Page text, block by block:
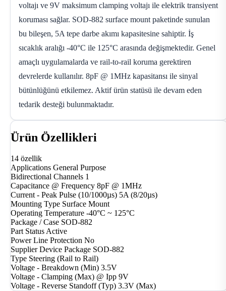
voltajı ve 9V maksimum clamping voltajı ile elektrik transiyent
koruması sağlar. SOD-882 surface mount paketinde sunulan
bu bileşen, 5A tepe darbe akımı kapasitesine sahiptir. İş
sıcaklık aralığı -40°C ile 125°C arasında değişmektedir. Genel
amaçlı uygulamalarda ve rail-to-rail koruma gerektiren
devrelerde kullanılır. 8pF @ 1MHz kapasitansı ile sinyal
bütünlüğünü etkilemez. Aktif ürün statüsü ile devam eden
tedarik desteği bulunmaktadır.
Ürün Özellikleri
14 özellik
Applications General Purpose
Bidirectional Channels 1
Capacitance @ Frequency 8pF @ 1MHz
Current - Peak Pulse (10/1000µs) 5A (8/20µs)
Mounting Type Surface Mount
Operating Temperature -40°C ~ 125°C
Package / Case SOD-882
Part StatusActive
Power Line Protection No
Supplier Device Package SOD-882
Type Steering (Rail to Rail)
Voltage - Breakdown (Min) 3.5V
Voltage - Clamping (Max) @ Ipp 9V
Voltage - Reverse Standoff (Typ) 3.3V (Max)